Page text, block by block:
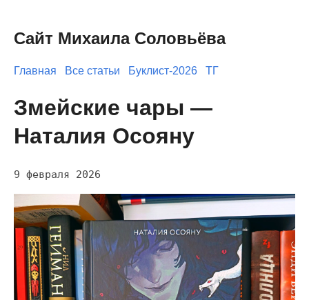
Сайт Михаила Соловьёва
Главная Все статьи Буклист-2026 ТГ
Змейские чары —
Наталия Осояну
9 февраля 2026